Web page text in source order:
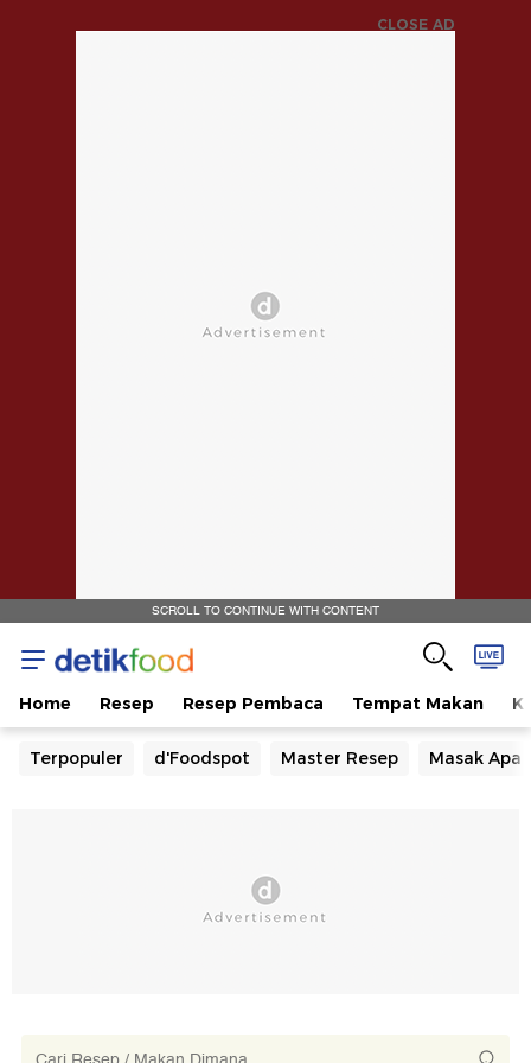
CLOSE AD
SCROLL TO CONTINUE WITH CONTENT
Home Resep Resep Pembaca Tempat Makan
Terpopuler d'Foodspot Master Resep Masak Apa